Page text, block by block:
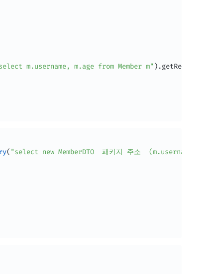
m.username, m.age from Member m" ) .getResultList
( "select new MemberDTO  패키지 주소  (m.username,